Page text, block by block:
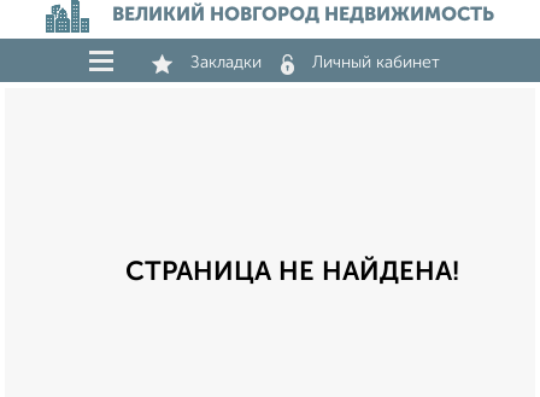
ВЕЛИКИЙ НОВГОРОД НЕДВИЖИМОСТЬ
Закладки Личный кабинет
СТРАНИЦА НЕ НАЙДЕНА!